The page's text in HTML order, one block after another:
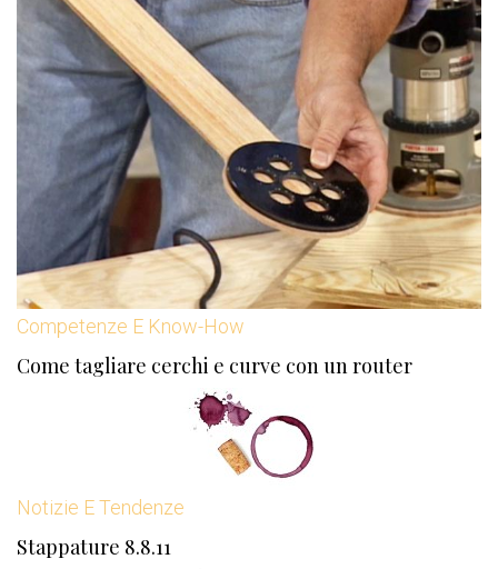
Competenze E Know-How
Come tagliare cerchi e curve con un router
Notizie E Tendenze
Stappature 8.8.11